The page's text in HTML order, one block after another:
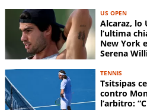
US OPEN
Alcaraz, lo
l’ultima
New York
Serena
TENNIS
Tsitsipas
contro
l’arbitro: